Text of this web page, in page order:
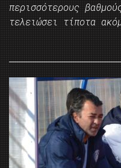
περισσότερους
τελειώσει τίποτα